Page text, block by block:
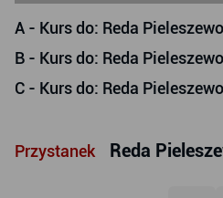
A - Kurs do: Reda
B - Kurs do: Reda
C - Kurs do: Reda
Przystanek Reda